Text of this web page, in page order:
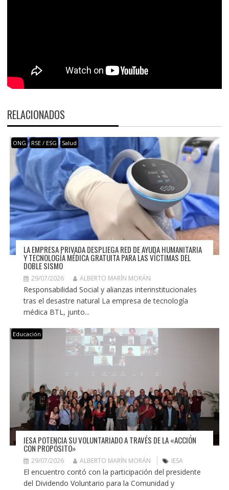
RELACIONADOS
ONG RSE / ESG Salud
LA EMPRESA PRIVADA DESPLIEGA RED DE AYUDA HUMANITARIA
Y TECNOLOGÍA MÉDICA GRATUITA PARA LAS VÍCTIMAS DEL
DOBLE SISMO
29/07/2026 ALBERTO MARÍN MORÁN
Responsabilidad Social y alianzas interinstitucionales
tras el desastre natural La empresa de tecnología
médica BTL, junto...
Educación
IESA POTENCIA SU VOLUNTARIADO A TRAVÉS DE LA «ACCIÓN
CON PROPÓSITO»
29/07/2026 ALBERTO MARÍN MORÁN IESA
El encuentro contó con la participación del presidente
del Dividendo Voluntario para la Comunidad y